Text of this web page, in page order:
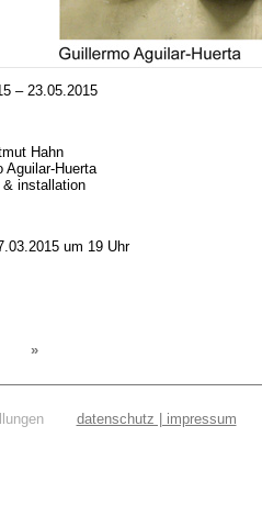
– 23.05.2015
Hahn
Aguilar-Huerta
& installation
um 19 Uhr
»
datenschutz | impressum